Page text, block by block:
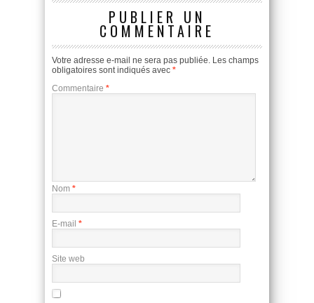
PUBLIER UN
COMMENTAIRE
Votre adresse e-mail ne sera pas publiée. Les champs
obligatoires sont indiqués avec *
Commentaire *
Nom *
E-mail *
Site web